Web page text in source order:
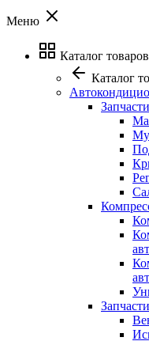
Меню
Каталог товаров
Каталог